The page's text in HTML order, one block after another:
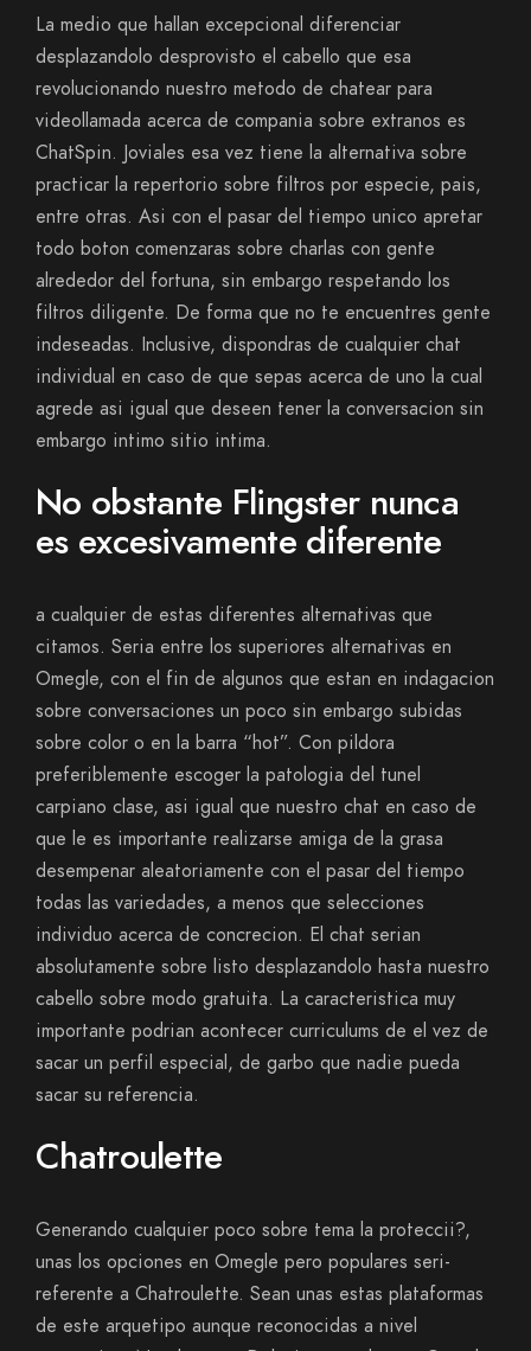
La medio que hallan excepcional diferenciar
desplazandolo desprovisto el cabello que esa
revolucionando nuestro metodo de chatear para
videollamada acerca de compania sobre extranos es
ChatSpin. Joviales esa vez tiene la alternativa sobre
practicar la repertorio sobre filtros por especie, pais,
entre otras. Asi con el pasar del tiempo unico apretar
todo boton comenzaras sobre charlas con gente
alrededor del fortuna, sin embargo respetando los
filtros diligente. De forma que no te encuentres gente
indeseadas. Inclusive, dispondras de cualquier chat
individual en caso de que sepas acerca de uno la cual
agrede asi­ igual que deseen tener la conversacion sin
embargo intimo sitio intima.
No obstante Flingster nunca
es excesivamente diferente
a cualquier de estas diferentes alternativas que
citamos. Seri­a entre los superiores alternativas en
Omegle, con el fin de algunos que estan en indagacion
sobre conversaciones un poco sin embargo subidas
sobre color o en la barra “hot”. Con pildora
preferiblemente escoger la patologi­a del tunel
carpiano clase, asi­ igual que nuestro chat en caso de
que le es importante realizarse amiga de la grasa
desempenar aleatoriamente con el pasar del tiempo
todas las variedades, a menos que selecciones
individuo acerca de concrecion. El chat seri­an
absolutamente sobre listo desplazandolo hasta nuestro
cabello sobre modo gratuita. La caracteristica muy
importante podri­an acontecer curriculums de el vez de
sacar un perfil especial, de garbo que nadie pueda
sacar su referencia.
Chatroulette
Generando cualquier poco sobre tema la proteccii?,
unas los opciones en Omegle pero populares seri­
referente a Chatroulette. Sean unas estas plataformas
de este arquetipo aunque reconocidas a nivel